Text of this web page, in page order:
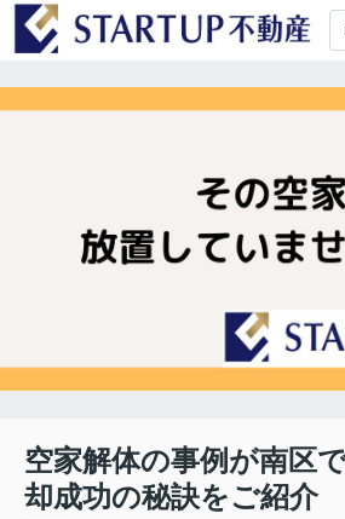
空家解体の事例が南区
却成功の秘訣をご紹介